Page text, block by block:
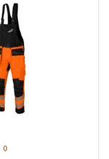
0